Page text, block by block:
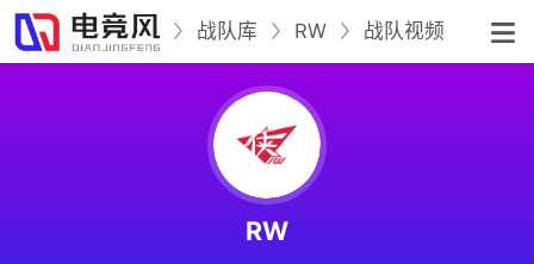
战队库 RW 战队视频
RW